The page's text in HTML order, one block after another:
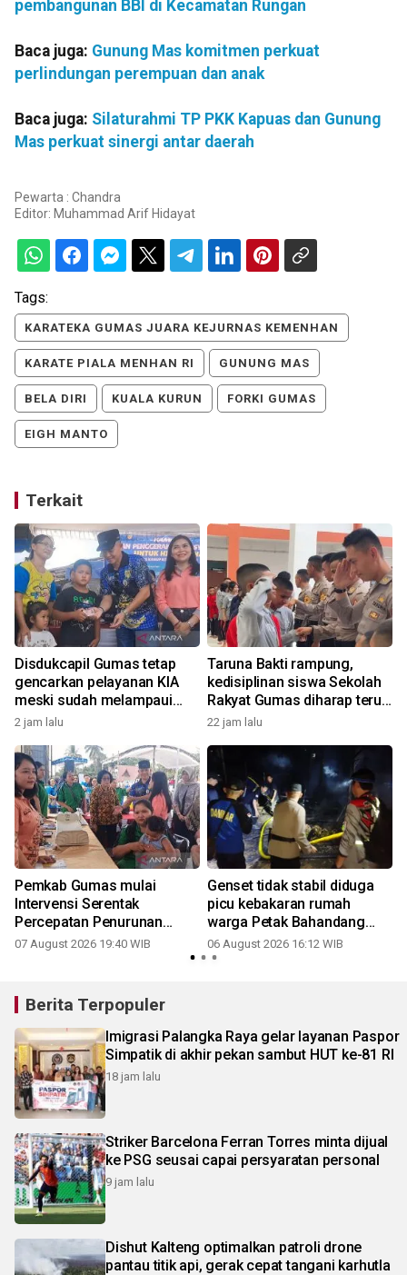
pembangunan BBI di Kecamatan Rungan
Baca juga: Gunung Mas komitmen perkuat
perlindungan perempuan dan anak
Baca juga: Silaturahmi TP PKK Kapuas dan Gunung
Mas perkuat sinergi antar daerah
Pewarta : Chandra
Editor: Muhammad Arif Hidayat
Tags:
KARATEKA GUMAS JUARA KEJURNAS KEMENHAN
KARATE PIALA MENHAN RI GUNUNG MAS
BELA DIRI KUALA KURUN FORKI GUMAS
EIGH MANTO
Terkait
Disdukcapil Gumas tetap
gencarkan pelayanan KIA
meski sudah melampaui
target
2 jam lalu
Taruna Bakti rampung,
kedisiplinan siswa Sekolah
Rakyat Gumas diharap terus
terjaga
22 jam lalu
Pemkab Gumas mulai
Intervensi Serentak
Percepatan Penurunan
Stunting 2026
07 August 2026 19:40 WIB
Genset tidak stabil diduga
picu kebakaran rumah
warga Petak Bahandang
Gumas
06 August 2026 16:12 WIB
Berita Terpopuler
Imigrasi Palangka Raya gelar layanan Paspor
Simpatik di akhir pekan sambut HUT ke-81 RI
18 jam lalu
Striker Barcelona Ferran Torres minta dijual
ke PSG seusai capai persyaratan personal
9 jam lalu
Dishut Kalteng optimalkan patroli drone
pantau titik api, gerak cepat tangani karhutla